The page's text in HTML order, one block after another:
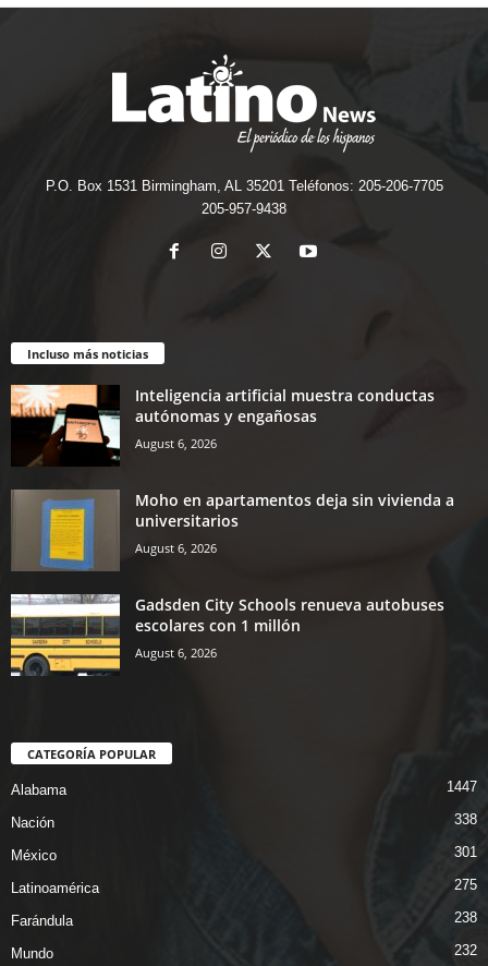
P.O. Box 1531 Birmingham, AL 35201 Teléfonos: 205-206-7705
205-957-9438
Incluso más noticias
Inteligencia artificial muestra conductas
autónomas y engañosas
August 6, 2026
Moho en apartamentos deja sin vivienda a
universitarios
August 6, 2026
Gadsden City Schools renueva autobuses
escolares con 1 millón
August 6, 2026
CATEGORÍA POPULAR
Alabama 1447
Nación 338
México 301
Latinoamérica 275
Farándula 238
Mundo 232